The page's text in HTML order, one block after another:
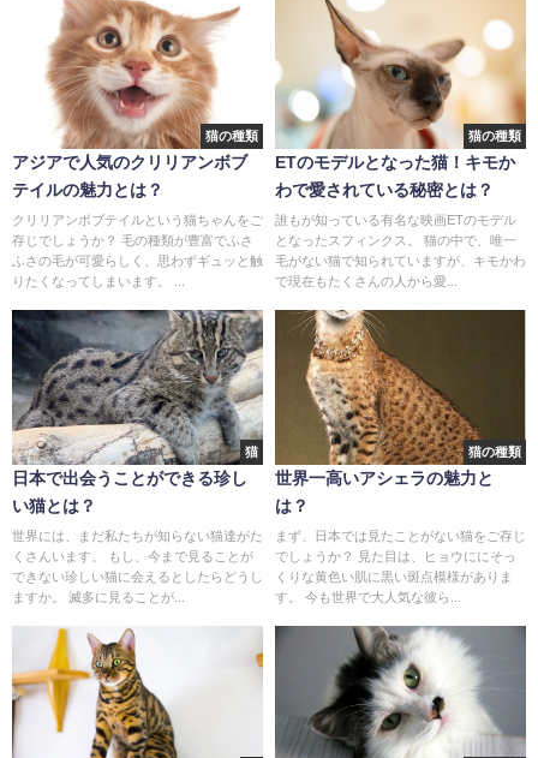
猫の種類
アジアで人気のクリリアンボブ
テイルの魅力とは？
クリリアンボブテイルという猫ちゃんをご
存じでしょうか？ 毛の種類が豊富でふさ
ふさの毛が可愛らしく、思わずギュッと触
りたくなってしまいます。 ...
猫の種類
ETのモデルとなった猫！キモか
わで愛されている秘密とは？
誰もが知っている有名な映画ETのモデル
となったスフィンクス。 猫の中で、唯一
毛がない猫で知られていますが、キモかわ
で現在もたくさんの人から愛...
猫
日本で出会うことができる珍し
い猫とは？
世界には、まだ私たちが知らない猫達がた
くさんいます。 もし、今まで見ることが
できない珍しい猫に会えるとしたらどうし
ますか。 滅多に見ることが...
猫の種類
世界一高いアシェラの魅力と
は？
まず、日本では見たことがない猫をご存じ
でしょうか？ 見た目は、ヒョウににそっ
くりな黄色い肌に黒い斑点模様がありま
す。 今も世界で大人気な彼ら...